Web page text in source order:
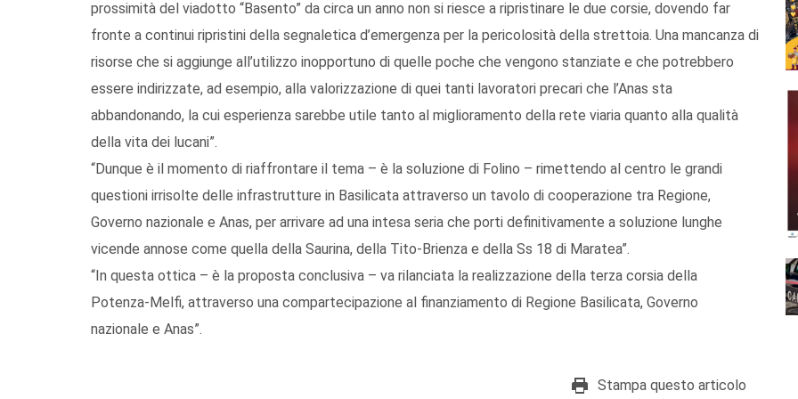
prossimità del viadotto “Basento” da circa un anno non si riesce a ripristinare le due corsie, dovendo far
fronte a continui ripristini della segnaletica d’emergenza per la pericolosità della strettoia. Una mancanza di
risorse che si aggiunge all’utilizzo inopportuno di quelle poche che vengono stanziate e che potrebbero
essere indirizzate, ad esempio, alla valorizzazione di quei tanti lavoratori precari che l’Anas sta
abbandonando, la cui esperienza sarebbe utile tanto al miglioramento della rete viaria quanto alla qualità
della vita dei lucani”.
“Dunque è il momento di riaffrontare il tema – è la soluzione di Folino – rimettendo al centro le grandi
questioni irrisolte delle infrastrutture in Basilicata attraverso un tavolo di cooperazione tra Regione,
Governo nazionale e Anas, per arrivare ad una intesa seria che porti definitivamente a soluzione lunghe
vicende annose come quella della Saurina, della Tito-Brienza e della Ss 18 di Maratea”.
“In questa ottica – è la proposta conclusiva – va rilanciata la realizzazione della terza corsia della
Potenza-Melfi, attraverso una compartecipazione al finanziamento di Regione Basilicata, Governo
nazionale e Anas”.
Stampa questo articolo